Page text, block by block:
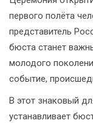
первого полёта
представитель
бюста станет
молодого
событие,
В этот знаковый
устанавливает